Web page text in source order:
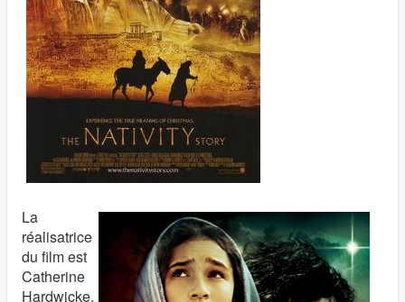
La
réalisatrice
du film est
Catherine
Hardwicke.